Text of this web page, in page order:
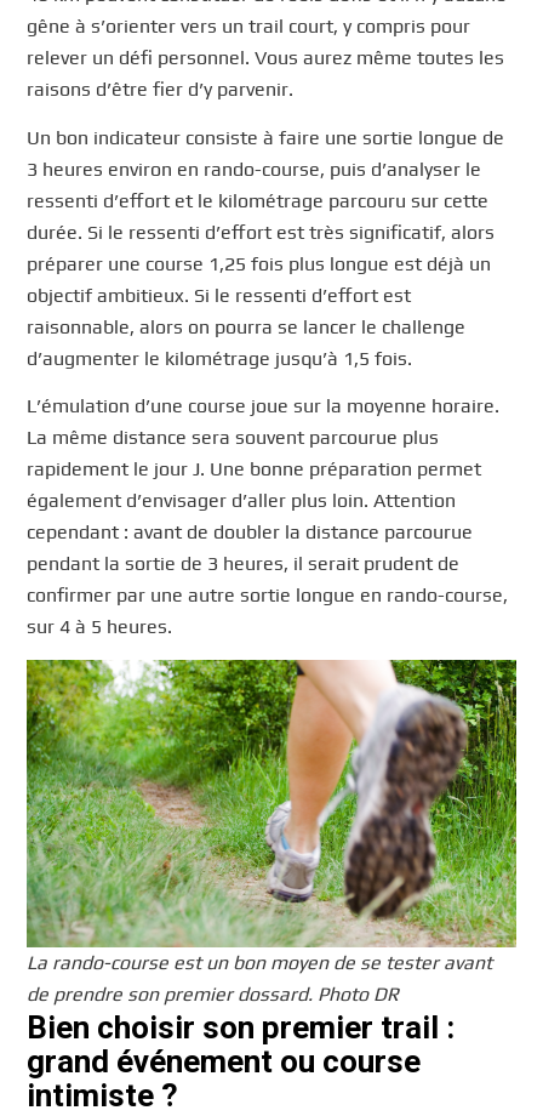
gêne à s’orienter vers un trail court, y compris pour
relever un défi personnel. Vous aurez même toutes les
raisons d’être fier d’y parvenir.
Un bon indicateur consiste à faire une sortie longue de
3 heures environ en rando-course, puis d’analyser le
ressenti d’effort et le kilométrage parcouru sur cette
durée. Si le ressenti d’effort est très significatif, alors
préparer une course 1,25 fois plus longue est déjà un
objectif ambitieux. Si le ressenti d’effort est
raisonnable, alors on pourra se lancer le challenge
d’augmenter le kilométrage jusqu’à 1,5 fois.
L’émulation d’une course joue sur la moyenne horaire.
La même distance sera souvent parcourue plus
rapidement le jour J. Une bonne préparation permet
également d’envisager d’aller plus loin. Attention
cependant : avant de doubler la distance parcourue
pendant la sortie de 3 heures, il serait prudent de
confirmer par une autre sortie longue en rando-course,
sur 4 à 5 heures.
La rando-course est un bon moyen de se tester avant
de prendre son premier dossard. Photo DR
Bien choisir son premier trail :
grand événement ou course
intimiste ?